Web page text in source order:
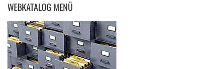
WEBKATALOG MENÜ